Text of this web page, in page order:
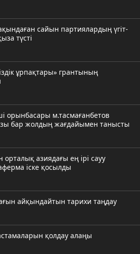
сайын партиялардың үгіт-
түсті
ұрпақтары» грантының
орынбасары м.тасмағанбетов
бар жолдың жағдайымен танысты
азиядағы ең ірі сауу
іске қосылды
айқындайтын тарихи таңдау
қолдау алаңы